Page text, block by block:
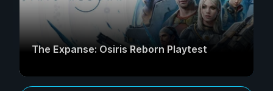
The Expanse: Osiris Reborn Playtest